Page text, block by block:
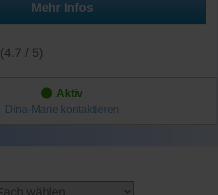
Mehr Infos
(4.7 / 5)
Aktiv
Dina-Marie kontaktieren